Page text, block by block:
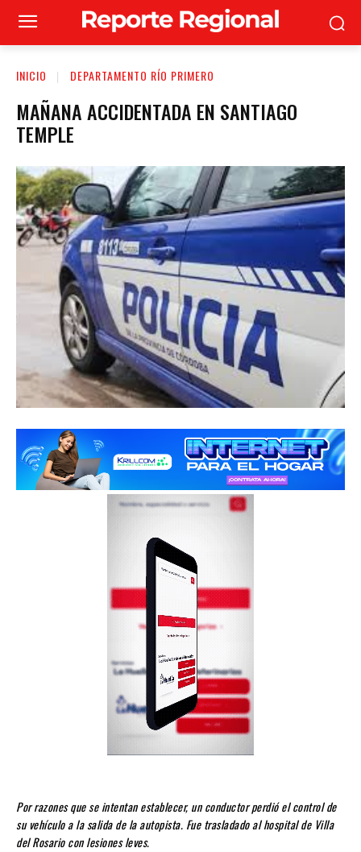
INICIO DEPARTAMENTO RÍO PRIMERO
MAÑANA ACCIDENTADA EN SANTIAGO
TEMPLE
Por razones que se intentan establecer, un conductor perdió el control de
su vehículo a la salida de la autopista. Fue trasladado al hospital de Villa
del Rosario con lesiones leves.